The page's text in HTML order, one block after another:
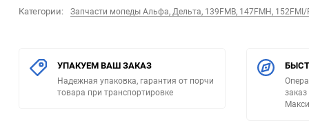
Категории: Запчасти мопеды Альфа, Дельта, 139FMB, 147FMH, 152FMI/
УПАКУЕМ ВАШ ЗАКАЗ
Надежная упаковка, гарантия от порчи
товара при транспортировке